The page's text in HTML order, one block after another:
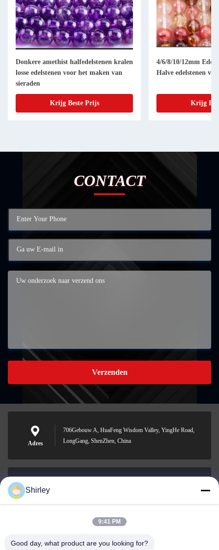
Donkere amethist halfedelstenen kralen
losse edelstenen voor het maken van
sieraden
Krijg Beste Prijs
4/6/8/10/12mm
Halve edelstenen
Krijg
CONTACT
Verzenden
Adres
706Gebouw A, HuaFeng Wisdom Valley, YingHe Road,
LongGang, ShenZhen, China
0086-18148506772
Shirley
9:41 PM
Good day, what product are you looking for?